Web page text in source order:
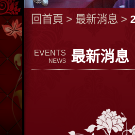
回首頁 > 最新消息 >
EVENTS
NEWS 最新消息